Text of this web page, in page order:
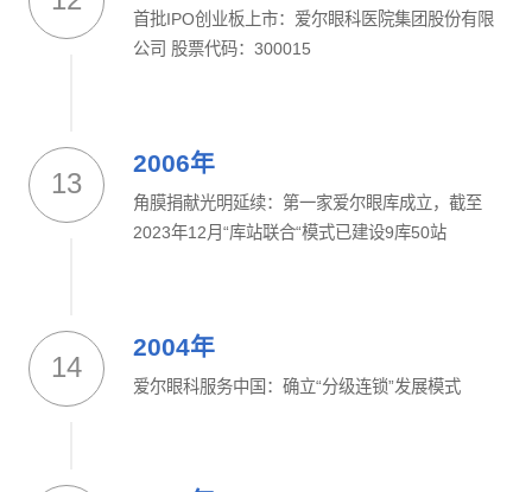
首批IPO创业板上市：爱尔眼科医院集团股份有限
公司 股票代码：300015
13
2006年
角膜捐献光明延续：第一家爱尔眼库成立，截至
2023年12月“库站联合“模式已建设9库50站
14
2004年
爱尔眼科服务中国：确立“分级连锁”发展模式